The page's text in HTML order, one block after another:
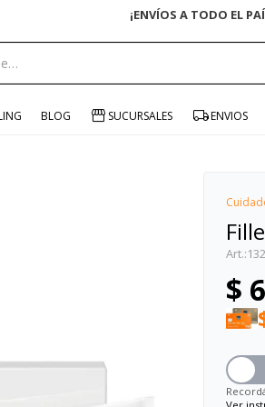
¡ENVÍOS A TODO EL
BLOG SUCURSALES ENVIOS
$